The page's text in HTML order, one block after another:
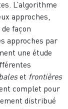
L’algorithme
approches,
façon
approches par
une étude
et frontières
complet pour
distribué